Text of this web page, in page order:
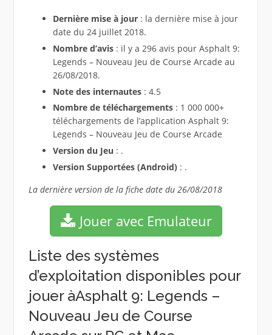
Dernière mise à jour: la dernière mise à jour
date du 24 juillet 2018.
Nombre d’avis: il y a 296 avis pour Asphalt 9:
Legends – Nouveau Jeu de Course Arcade au
26/08/2018.
Note des internautes: 4.5
Nombre de téléchargements : 1 000 000+
téléchargements de l’application Asphalt 9:
Legends – Nouveau Jeu de Course Arcade
Version du Jeu : .
Version Supportées (Android): .
La dernière version de la fiche date du 26/08/2018
Jouer avec Emulateur
Liste des systèmes
d’exploitation disponibles pour
jouer àAsphalt 9: Legends –
Nouveau Jeu de Course